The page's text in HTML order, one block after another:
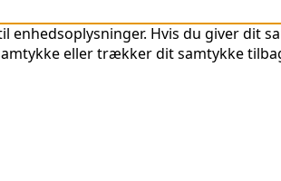
Hvis du giver dit
eller trækker dit samtykke